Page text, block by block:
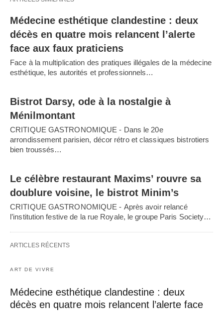
Médecine esthétique clandestine : deux
décès en quatre mois relancent l’alerte
face aux faux praticiens
Face à la multiplication des pratiques illégales de la médecine
esthétique, les autorités et professionnels…
Bistrot Darsy, ode à la nostalgie à
Ménilmontant
CRITIQUE GASTRONOMIQUE - Dans le 20e
arrondissement parisien, décor rétro et classiques bistrotiers
bien troussés…
Le célèbre restaurant Maxims’ rouvre sa
doublure voisine, le bistrot Minim’s
CRITIQUE GASTRONOMIQUE - Après avoir relancé
l’institution festive de la rue Royale, le groupe Paris Society…
ARTICLES RÉCENTS
ART DE VIVRE
Médecine esthétique clandestine : deux
décès en quatre mois relancent l’alerte face